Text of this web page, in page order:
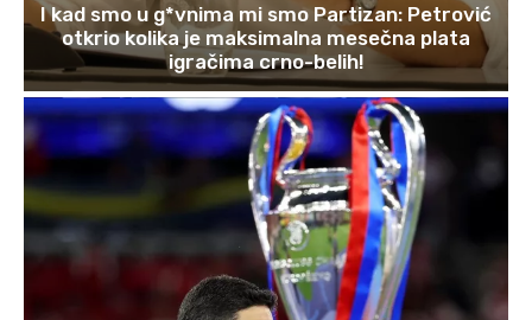
I kad smo u g*vnima mi smo Partizan: Petrović
otkrio kolika je maksimalna mesečna plata
igračima crno-belih!